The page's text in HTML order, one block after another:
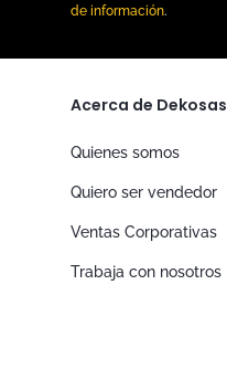
de información.
Acerca de Dekosas
Quienes somos
Quiero ser vendedor
Ventas Corporativas
Trabaja con nosotros